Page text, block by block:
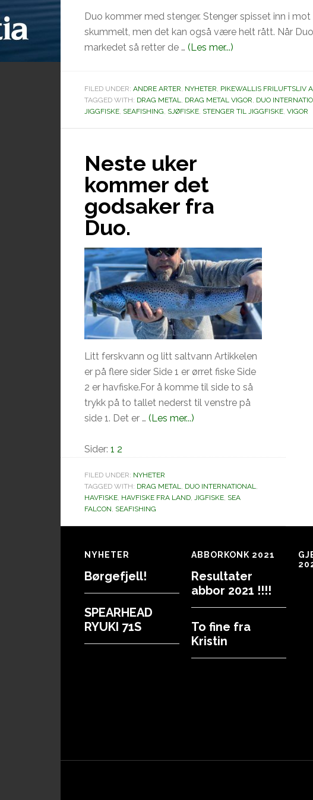
Duo kommer med stenger. Stenger spisset inn i
skummelt, men det kan også være helt rått. Når
markedet så retter de … (Les mer...)
FILED UNDER: ANDRE ARTER NYHETER PIKEWALLIS FRILUFTSLIV
TAGGED WITH: DRAG METAL DRAG METAL VIGOR DUO
JIGGFISKE SEAFISHING SJØFISKE STENGER TIL JIGGFISKE VIGOR
Neste uker
kommer det
godsaker fra
Duo.
Litt ferskvann og litt saltvann Artikkelen
er på flere sider Side 1 er ørret fiske Side
2 er havfiske.For å komme til side to så
trykk på to tallet nederst til venstre på
side 1. Det er … (Les mer...)
fra
Sider: Side
1 Side
2
FILED UNDER: NYHETER
TAGGED WITH: DRAG METAL, DUO INTERNATIONAL,
HAVFISKE, HAVFISKE FRA LAND, JIGFISKE, SEA
FALCON, SEAFISHING
Footer
NYHETER
Børgefjell!
SPEARHEAD
RYUKI 71S
ABBORKONK 2021
Resultater
abbor 2021 !!!!
To fine fra
Kristin